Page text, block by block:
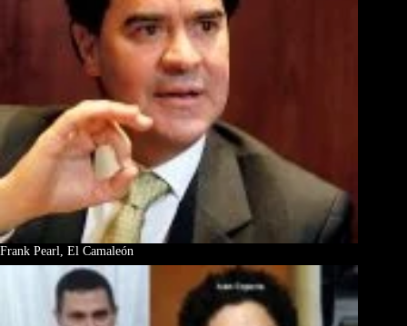
Frank Pearl, El Camaleón